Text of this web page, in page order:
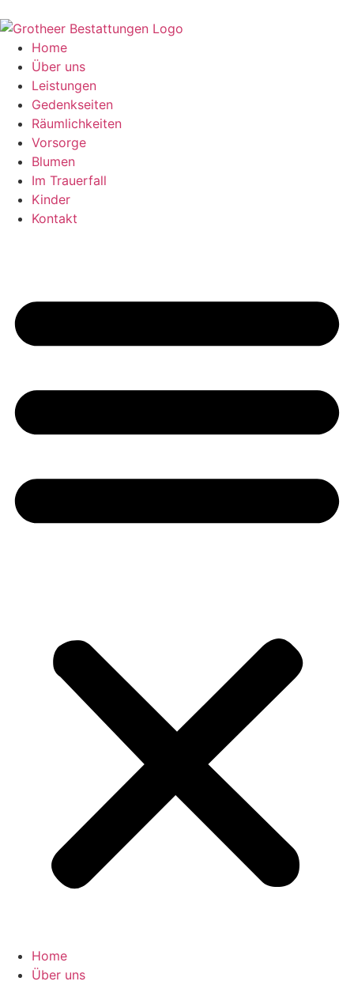
Inhalt
springenHome
Über uns
Leistungen
Gedenkseiten
Räumlichkeiten
Vorsorge
Blumen
Im Trauerfall
Kinder
Kontakt
Home
Über uns